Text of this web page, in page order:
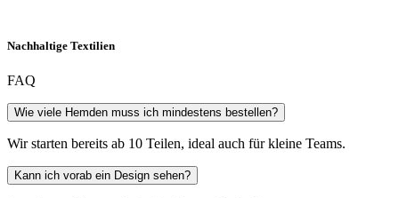
Nachhaltige Textilien
FAQ
Wie viele Hemden muss ich mindestens bestellen?
Wir starten bereits ab 10 Teilen, ideal auch für kleine Teams.
Kann ich vorab ein Design sehen?